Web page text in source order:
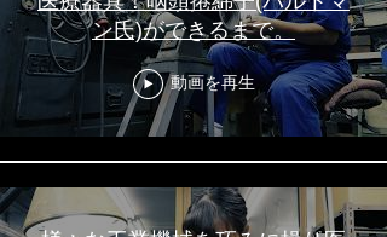
ン氏)ができるまで。
動画を再生